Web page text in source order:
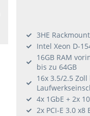
3HE
Intel Xeon D-
16GB RAM
bis zu 64GB
16x 3.5/2.5
4x 1GbE + 2x
2x PCI-E 3.0 x8